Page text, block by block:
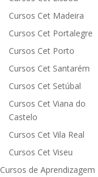
Cursos Cet Madeira
Cursos Cet Portalegre
Cursos Cet Porto
Cursos Cet Santarém
Cursos Cet Setúbal
Cursos Cet Viana do
Castelo
Cursos Cet Vila Real
Cursos Cet Viseu
Cursos de Aprendizagem